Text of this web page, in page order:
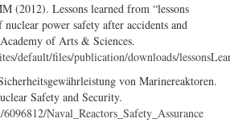
(2012). Lessons learned from “lessons
power safety after accidents and
of Arts & Sciences.
default/files/publication/downloads/
von Marinereaktoren.
Safety and Security.
Naval_Reactors_Safety_Assurance